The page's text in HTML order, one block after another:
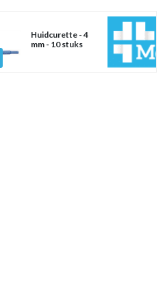
Huidcurette - 4
mm - 10 stuks